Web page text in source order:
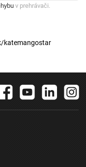
v prehrávači.
katemangostar